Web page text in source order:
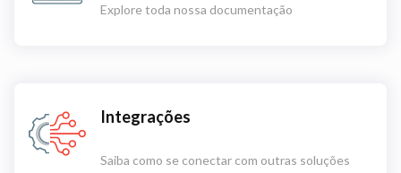
Explore toda nossa documentação
Integrações
Saiba como se conectar com outras soluções